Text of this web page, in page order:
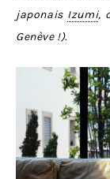
japonais Izumi,
Genève !).